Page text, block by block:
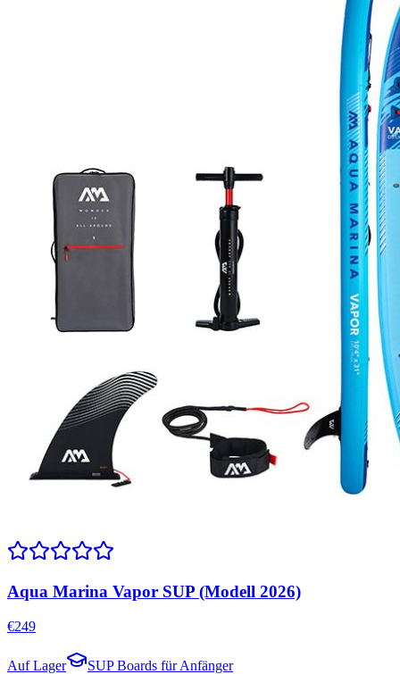
Aqua Marina Vapor SUP (Modell 2026)
€249
Auf Lager SUP Boards für Anfänger